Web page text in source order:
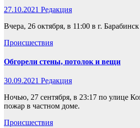
27.10.2021 Редакция
Вчера, 26 октября, в 11:00 в г.
Происшествия
Обгорели стены, потолок и вещи
30.09.2021 Редакция
Ночью, 27 сентября, в 23:17 по улице
пожар в частном доме.
Происшествия